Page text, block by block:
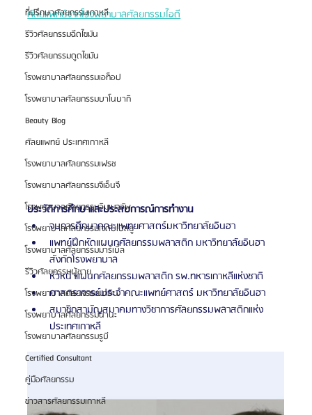
ที่ปรึกษาศัลยกรรมเกาหลี
รีวิวศัลยกรรมฉีดไขมัน
รีวิวศัลยกรรมดูดไขมัน
โรงพยาบาลศัลยกรรมเอท็อป
โรงพยาบาลศัลยกรรมบาโนบากิ
Beauty Blog
ศัลยแพทย์ ประเทศเกาหลี
โรงพยาบาลศัลยกรรมเฟรช
โรงพยาบาลศัลยกรรมจีเอ็นจี
โรงพยาบาลศัลยกรรมอิมเมจอัพ
โรงพยาบาลศัลยกรรมเจดับเบิลยู
โรงพยาบาลศัลยกรรมมาร์เบิ้ล
รีวิวศัลยกรรมผู้ชาย
โรงพยาบาลศัลยกรรมมาอิน
โรงพยาบาลศัลยกรรมนานะ
โรงพยาบาลศัลยกรรมรูบี
Certified Consultant
คู่มือศัลยกรรม
ข่าวสารศัลยกรรมเกาหลี
ศัลยแพทย์จากโรงพยาบาลศัลยกรรมไอดี
ประวัติการศึกษาและประสบการณ์การทำงาน
จบการศึกษาคณะแพทยศาสตร์มหาวิทยาลัยอินฮา
แพทย์ฝึกหัดแผนกศัลยกรรมพลาสติก มหาวิทยาลัยอินฮา
สังกัดโรงพยาบาล
หัวหน้าแผนกศัลยกรรมพลาสติก รพ.ทหารเกาหลีแห่งชาติ
ศาสตราจารย์ประจำคณะแพทย์ศาสตร์ มหาวิทยาลัยอินฮา
สมาชิกสามัญสมาคมทางวิชาการศัลยกรรมพลาสติกแห่ง
ประเทศเกาหลี